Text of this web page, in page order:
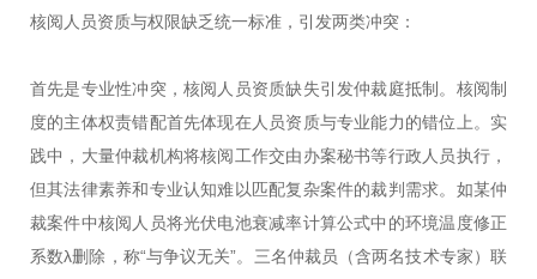
核阅人员资质与权限缺乏统一标准，引发两类冲突：
首先是专业性冲突，核阅人员资质缺失引发仲裁庭抵制。核阅制
度的主体权责错配首先体现在人员资质与专业能力的错位上。实
践中，大量仲裁机构将核阅工作交由办案秘书等行政人员执行，
但其法律素养和专业认知难以匹配复杂案件的裁判需求。如某仲
裁案件中核阅人员将光伏电池衰减率计算公式中的环境温度修正
系数λ删除，称“与争议无关”。三名仲裁员（含两名技术专家）联